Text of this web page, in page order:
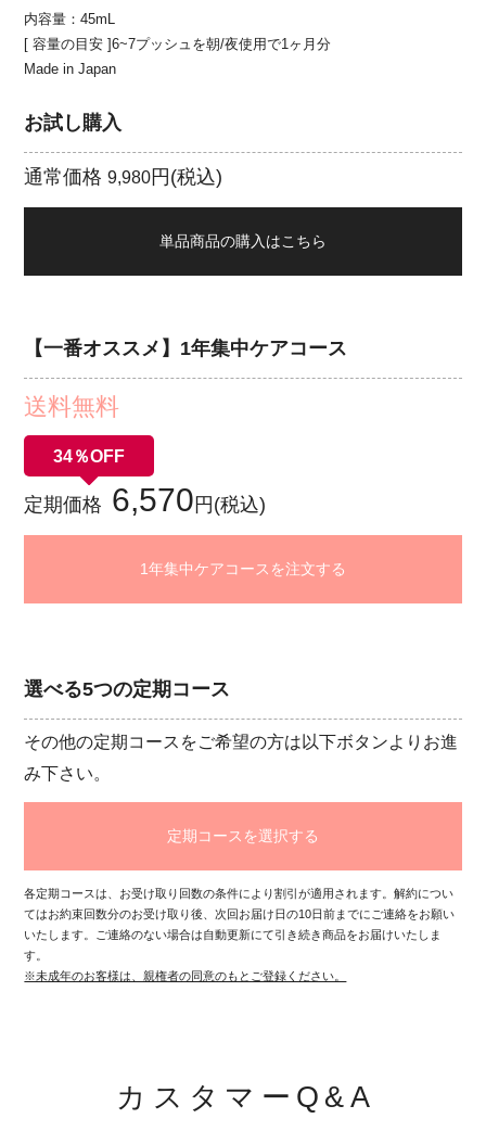
内容量：45mL
[ 容量の目安 ]6~7プッシュを朝/夜使用で1ヶ月分
Made in Japan
お試し購入
通常価格9,980円(税込)
単品商品の購入はこちら
【一番オススメ】1年集中ケアコース
送料無料
34％OFF
定期価格 6,570円(税込)
1年集中ケアコースを注文する
選べる5つの定期コース
その他の定期コースをご希望の方は以下ボタンよりお進
み下さい。
定期コースを選択する
各定期コースは、お受け取り回数の条件により割引が適用されます。解約につい
てはお約束回数分のお受け取り後、次回お届け日の10日前までにご連絡をお願い
いたします。ご連絡のない場合は自動更新にて引き続き商品をお届けいたしま
す。
※未成年のお客様は、親権者の同意のもとご登録ください。
カスタマーQ&A